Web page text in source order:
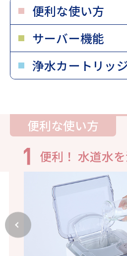
便利な使い方
水道水を注ぐだけ
カートリッジ交換
サーバー機能
便利な冷水・温水
ECO機能を搭載
カフェ機能
浄水カートリッ
便利な使い方
便利！ 水道水